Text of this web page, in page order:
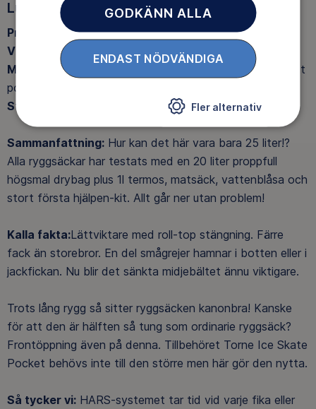
Lundhags Torne Ice Light
Pris:
2 400 kronor
Vikt:
1010 gram
Material:
SuperNylon™ 224, 100 % återvunnet PFAS-fritt
polyamid ripstop. OEKO-TEX®, bluesign®
Storlek:
Sammanfattning: Hur kan det här vara bara 25 liter!?
Alla ryggsäckar har testats med en 20 liter proppfull
högsmal drybag plus 1l termos, matsäck, vattenblåsa och
stort första hjälpen-kit. Allt går ner utan problem!
Kalla fakta:Lättviktare med roll-top stängning. Färre
fack än storebror. En del smågrejer hamnar i botten eller i
jackfickan. Nu blir det sänkta midjebältet ännu viktigare.
Trots lång rygg så sitter ryggsäcken kanonbra! Kanske
för att den är hälften så tung som ordinarie ryggsäck?
Frontöppning även på denna. Tillbehöret Torne Ice Skate
Pocket behövs inte till den större men här gör den nytta.
Så tycker vi: HARS-systemet tar tid vid varje fika eller
GODKÄNN ALLA
ENDAST NÖDVÄNDIGA
Fler alternativ